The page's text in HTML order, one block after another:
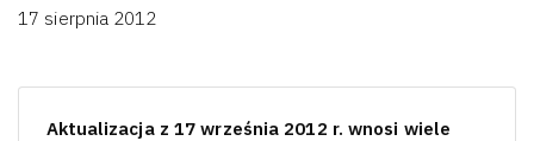
17 sierpnia 2012
Aktualizacja z 17 września 2012 r. wnosi wiele